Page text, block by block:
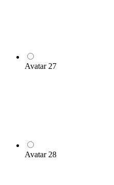
Avatar 27
Avatar 28